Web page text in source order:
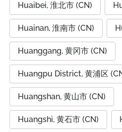
Huaibei, 淮北市 (CN)
Huainan, 淮南市 (CN)
Huanggang, 黄冈市 (CN)
Huangpu District, 黄浦区
Huangshan, 黄山市 (CN)
Huangshi, 黄石市 (CN)